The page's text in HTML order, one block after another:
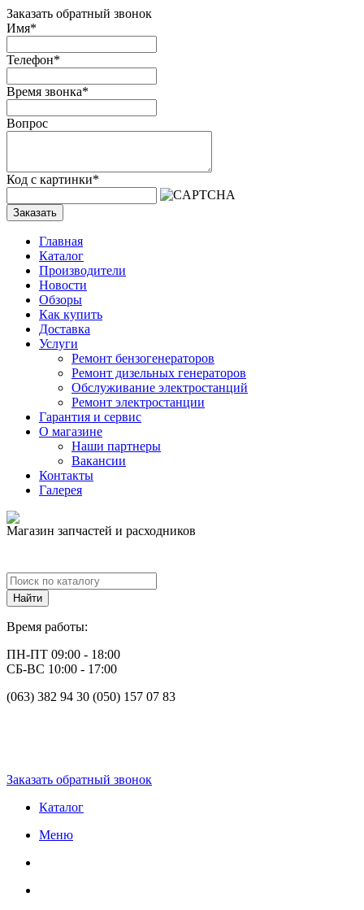
Заказать обратный звонок
Имя*
Телефон*
Время звонка*
Вопрос
Код с картинки*
Заказать
Главная
Каталог
Производители
Новости
Обзоры
Как купить
Доставка
Услуги
Ремонт бензогенераторов
Ремонт дизельных генераторов
Обслуживание электростанций
Ремонт электростанции
Гарантия и сервис
О магазине
Наши партнеры
Вакансии
Контакты
Галерея
Магазин запчастей и расходников
Время работы:
ПН-ПТ 09:00 - 18:00
СБ-ВС 10:00 - 17:00
(063) 382 94 30 (050) 157 07 83
Заказать обратный звонок
Каталог
Меню